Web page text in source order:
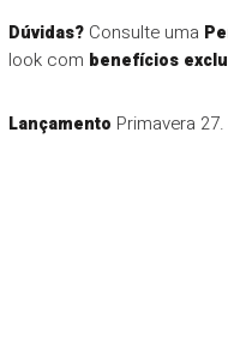
Dúvidas?Consulte uma
look com benefícios
Lançamento Primavera 27.